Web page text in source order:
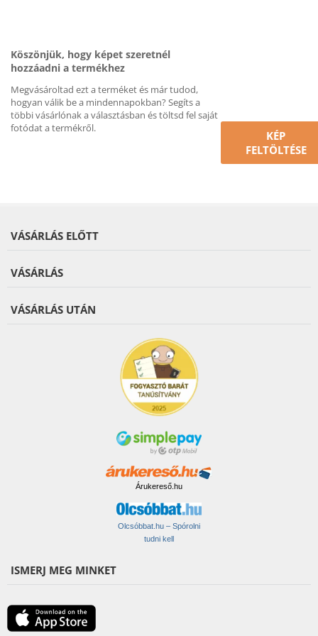
Köszönjük, hogy képet szeretnél
hozzáadni a termékhez
Megvásároltad ezt a terméket és már tudod,
hogyan válik be a mindennapokban? Segíts a
többi vásárlónak a választásban és töltsd fel saját
fotódat a termékről.
KÉP
FELTÖLTÉSE
VÁSÁRLÁS ELŐTT
VÁSÁRLÁS
VÁSÁRLÁS UTÁN
Árukereső.hu
Olcsóbbat.hu – Spórolni
tudni kell
ISMERJ MEG MINKET